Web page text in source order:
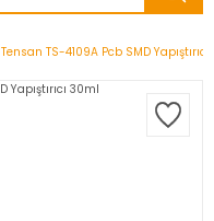
Tensan TS-4109A Pcb SMD